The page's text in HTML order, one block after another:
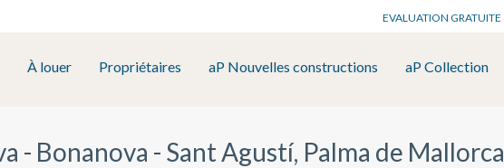
EVALUATION GRATUITE
À louer Propriétaires aP Nouvelles constructions aP Collection
- Bonanova - Sant Agustí, Palma de Mallorca